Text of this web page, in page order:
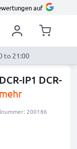
auf
to 21:00
IP1 DCR-
mehr
200186